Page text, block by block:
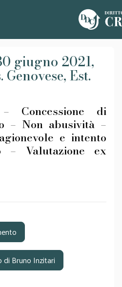
giugno 2021,
Genovese, Est.
– Concessione di
– Non abusività –
e intento
– Valutazione ex
di Bruno Inzitari